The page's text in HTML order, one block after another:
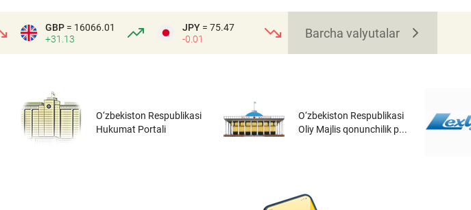
GBP = 16066.01
+31.13
JPY = 75.47
-0.01
Barcha valyutalar
O‘zbekiston Respublikasi
Hukumat Portali
O‘zbekiston Respublikasi
Oliy Majlis qonunchilik p...